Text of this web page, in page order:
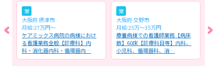
常
大阪府 摂津市
月給:27万円～
ケアミックス病院の病棟におけ
る看護業務全般【診療科】内
科・消化器内科・循環器内…
常
大阪府 交野市
月給:25万～35万円
療養病棟での看護師業務【病床
数】60床【診療科目等】内科、
小児科、循環器科、消…